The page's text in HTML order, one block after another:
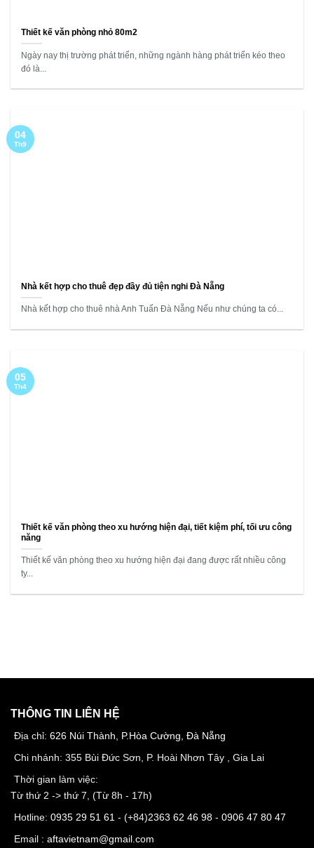
Thiết kế văn phòng nhỏ 80m2
Ngày nay thị trường phát triển, những ngành hàng phát triển kéo theo
đó là...
Nhà kết hợp cho thuê đẹp đầy đủ tiện nghi Đà Nẵng
Nhà kết hợp cho thuê nhà Anh Tuấn Đà Nẵng Nếu như chúng ta có...
04
Th9
Thiết kế văn phòng theo xu hướng hiện đại, tiết kiệm phí, tối ưu công
năng
Thiết kế văn phòng theo xu hướng hiện đại đang được rất nhiều công
ty...
05
Th4
THÔNG TIN LIÊN HỆ
Địa chỉ: 626 Núi Thành, P.Hòa Cường, Đà Nẵng
Chi nhánh: 355 Bùi Đức Sơn, P. Hoài Nhơn Tây , Gia Lai
Thời gian làm việc:
Từ thứ 2 -> thứ 7, (Từ 8h - 17h)
Hotline: 0935 29 51 61 - (+84)2363 62 46 98 - 0906 47 80 47
Email : aftavietnam@gmail.com